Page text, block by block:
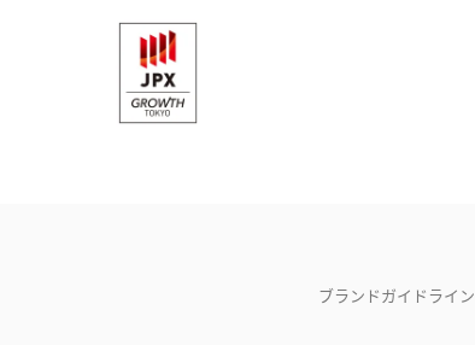
ブランドガイドライン